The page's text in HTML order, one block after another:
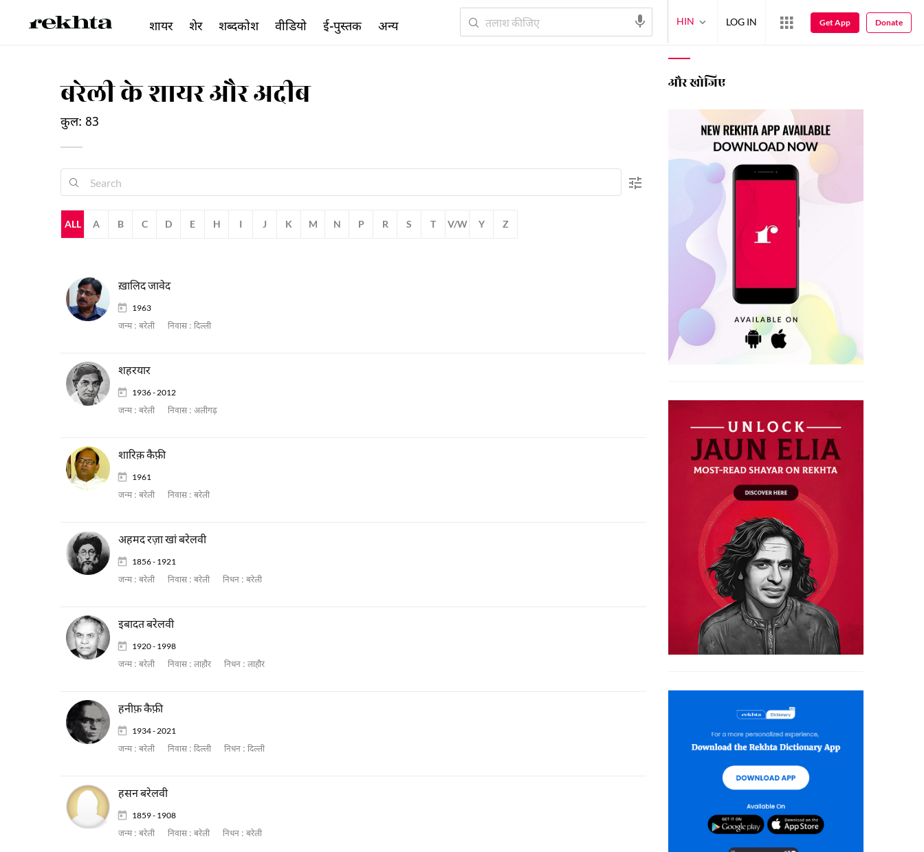
बरेली के शायर और अदीब
कुल: 83
ALL A B C D E H I J K M N P R S T V/W Y Z
ख़ालिद जावेद
1963
जन्म : बरेली निवास : दिल्ली
शहरयार
1936 - 2012
जन्म : बरेली निवास : अलीगढ़
शारिक़ कैफ़ी
1961
जन्म : बरेली निवास : बरेली
अहमद रज़ा खां बरेलवी
1856 - 1921
जन्म : बरेली निवास : बरेली निधन : बरेली
इबादत बरेलवी
1920 - 1998
जन्म : बरेली निवास : लाहौर निधन : लाहौर
हनीफ़ कैफ़ी
1934 - 2021
जन्म : बरेली निवास : दिल्ली निधन : दिल्ली
हसन बरेलवी
1859 - 1908
जन्म : बरेली निवास : बरेली निधन : बरेली
और खोजिए
शायर शेर शब्दकोश वीडियो ई-पुस्तक अन्य HIN LOG IN Get App Donate